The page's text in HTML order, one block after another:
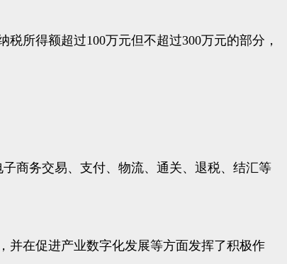
所得额超过100万元但不超过300万元的部分，
商务交易、支付、物流、通关、退税、结汇等
并在促进产业数字化发展等方面发挥了积极作